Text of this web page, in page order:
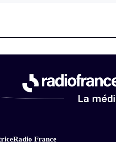
La
Radio France